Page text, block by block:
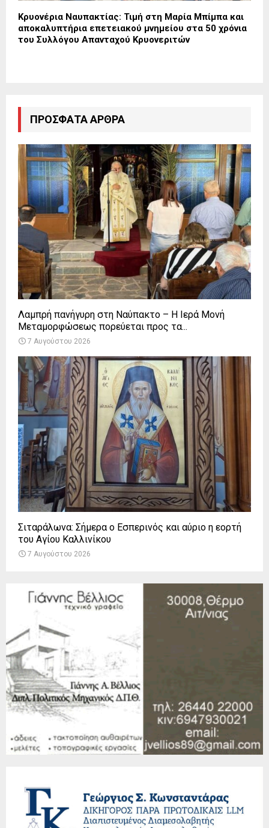
Κρυονέρια Ναυπακτίας: Τιμή στη Μαρία Μπίμπα και
αποκαλυπτήρια επετειακού μνημείου στα 50 χρόνια
του Συλλόγου Απανταχού Κρυονεριτών
ΠΡΌΣΦΑΤΑ ΆΡΘΡΑ
Λαμπρή πανήγυρη στη Ναύπακτο – Η Ιερά Μονή
Μεταμορφώσεως πορεύεται προς τα...
7 Αυγούστου 2026
Σιταράλωνα: Σήμερα ο Εσπερινός και αύριο η εορτή
του Αγίου Καλλινίκου
7 Αυγούστου 2026